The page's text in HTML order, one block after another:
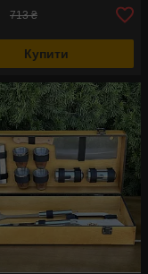
713 ₴
Купити